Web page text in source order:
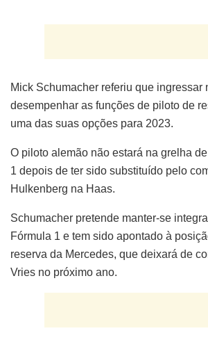
Mick Schumacher referiu que ingressar
desempenhar as funções de piloto de
uma das suas opções para 2023.
O piloto alemão não estará na grelha
1 depois de ter sido substituído pelo
Hulkenberg na Haas.
Schumacher pretende manter-se
Fórmula 1 e tem sido apontado à
reserva da Mercedes, que deixará de
Vries no próximo ano.